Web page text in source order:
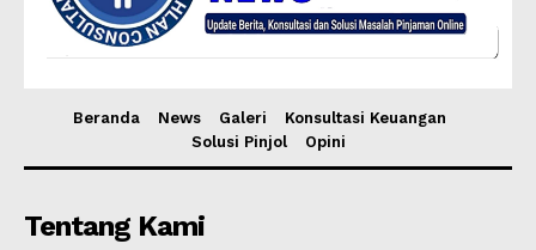
Beranda News Galeri
Konsultasi Keuangan
Solusi Pinjol
Opini
Tentang Kami